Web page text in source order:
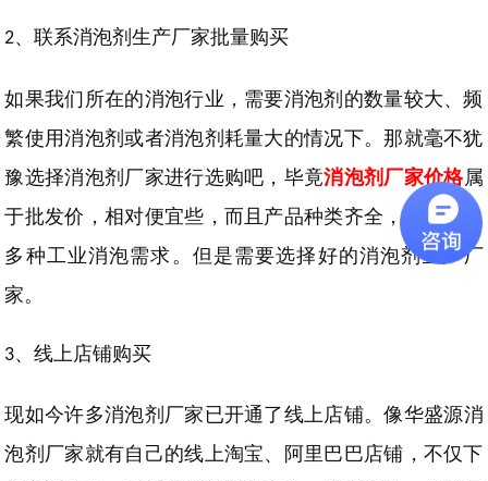
2、联系消泡剂生产厂家批量购买
如果我们所在的消泡行业，需要消泡剂的数量较大、频
繁使用消泡剂或者消泡剂耗量大的情况下。那就毫不犹
豫选择消泡剂厂家进行选购吧，毕竟消泡剂厂家价格属
于批发价，相对便宜些，而且产品种类齐全，可以满足
多种工业消泡需求。但是需要选择好的消泡剂生产厂
家。
3、线上店铺购买
现如今许多消泡剂厂家已开通了线上店铺。像华盛源消
泡剂厂家就有自己的线上淘宝、阿里巴巴店铺，不仅下